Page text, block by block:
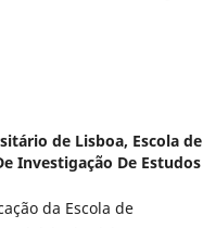
de Lisboa, Escola de
Investigação De Estudos
da Escola de